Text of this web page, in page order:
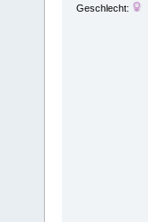
Geschlecht: